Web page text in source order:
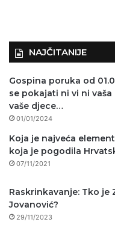
NAJČITANIJE
Gospina poruka od
se pokajati ni vi ni
vaše djece…
01/01/2024
Koja je najveća
koja je pogodila
07/11/2021
Raskrinkavanje: Tko je
Jovanović?
29/11/2023